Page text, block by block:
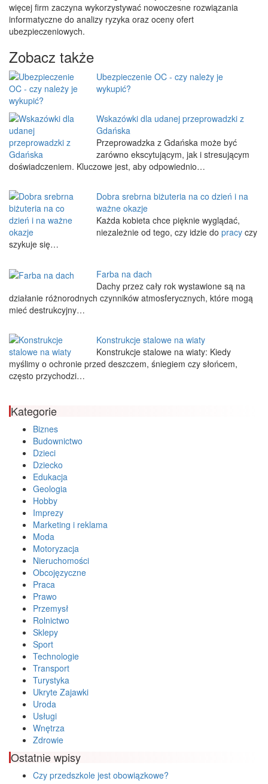
więcej firm zaczyna wykorzystywać nowoczesne rozwiązania
informatyczne do analizy ryzyka oraz oceny ofert
ubezpieczeniowych.
Zobacz także
Ubezpieczenie OC - czy należy je
wykupić?
Wskazówki dla udanej przeprowadzki z
Gdańska
Przeprowadzka z Gdańska może być
zarówno ekscytującym, jak i stresującym
doświadczeniem. Kluczowe jest, aby odpowiednio…
Dobra srebrna biżuteria na co dzień i na
ważne okazje
Każda kobieta chce pięknie wyglądać,
niezależnie od tego, czy idzie dopracy czy
szykuje się…
Farba na dach
Dachy przez cały rok wystawione są na
działanie różnorodnych czynników atmosferycznych, które mogą
mieć destrukcyjny…
Konstrukcje stalowe na wiaty
Konstrukcje stalowe na wiaty: Kiedy
myślimy o ochronie przed deszczem, śniegiem czy słońcem,
często przychodzi…
Kategorie
Biznes
Budownictwo
Dzieci
Dziecko
Edukacja
Geologia
Hobby
Imprezy
Marketing i reklama
Moda
Motoryzacja
Nieruchomości
Obcojęzyczne
Praca
Prawo
Przemysł
Rolnictwo
Sklepy
Sport
Technologie
Transport
Turystyka
Ukryte Zajawki
Uroda
Usługi
Wnętrza
Zdrowie
Ostatnie wpisy
Czy przedszkole jest obowiązkowe?